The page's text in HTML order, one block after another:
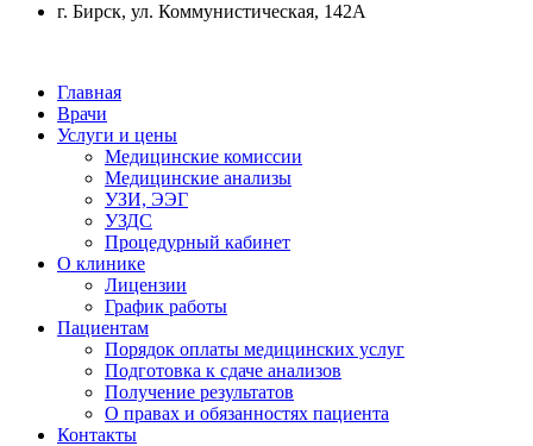
г. Бирск, ул. Коммунистическая, 142А
Главная
Врачи
Услуги и цены
Медицинские комиссии
Медицинские анализы
УЗИ, ЭЭГ
УЗДС
Процедурный кабинет
О клинике
Лицензии
График работы
Пациентам
Порядок оплаты медицинских услуг
Подготовка к сдаче анализов
Получение результатов
О правах и обязанностях пациента
Контакты